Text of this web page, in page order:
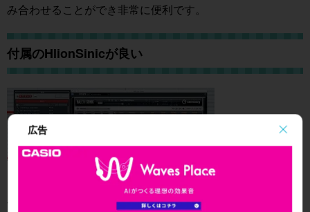
広告
み合わせることができ非常に便利です。
付属のHlionSinicが良い
↑ 普段、別ソフトシンセで打ち込んでいる僕ですが、
音の自然さ、エディットのしやすさ、軽さは予想以上でし